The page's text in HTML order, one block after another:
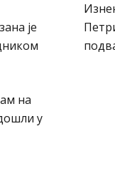
је
на
у